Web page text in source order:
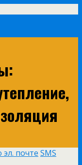
почте SMS